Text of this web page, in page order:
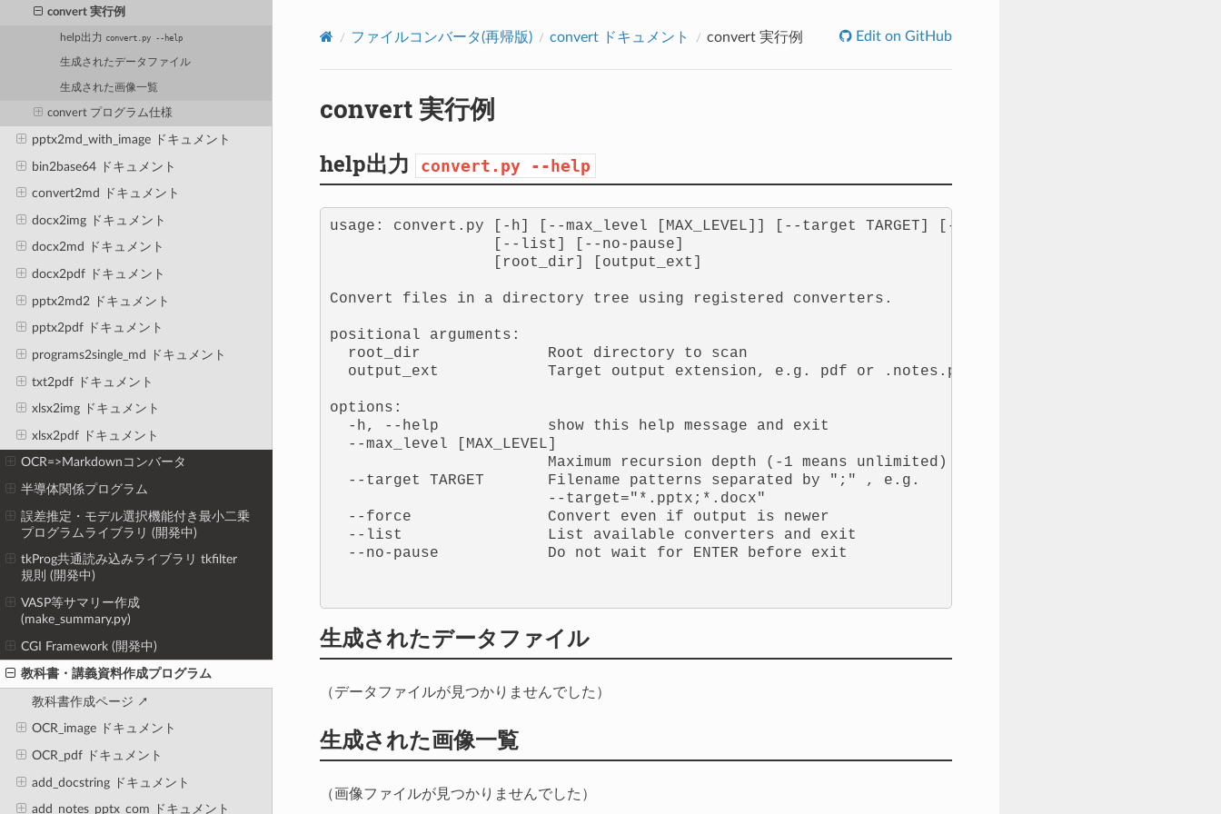
convert 実行例
help出力 convert.py --help
生成されたデータファイル
生成された画像一覧
convert プログラム仕様
pptx2md_with_image ドキュメント
bin2base64 ドキュメント
convert2md ドキュメント
docx2img ドキュメント
docx2md ドキュメント
docx2pdf ドキュメント
pptx2md2 ドキュメント
pptx2pdf ドキュメント
programs2single_md ドキュメント
txt2pdf ドキュメント
xlsx2img ドキュメント
xlsx2pdf ドキュメント
OCR=>Markdownコンバータ
半導体関係プログラム
誤差推定・モデル選択機能付き最小二乗
プログラムライブラリ (開発中)
tkProg共通読み込みライブラリ tkfilter
規則 (開発中)
VASP等サマリー作成
(make_summary.py)
CGI Framework (開発中)
教科書・講義資料作成プログラム
教科書作成ページ
OCR_image ドキュメント
OCR_pdf ドキュメント
add_docstring ドキュメント
add_notes_pptx_com ドキュメント
ファイルコンバータ(再帰版) convert ドキュメント convert 実行例 Edit on GitHub
convert 実行例
help出力 convert.py --help
usage: convert.py [-h] [--max_level [MAX_LEVEL]] [--target TARGET] [--force]
                  [--list] [--no-pause]
                  [root_dir] [output_ext]
Convert files in a directory tree using registered converters.
positional arguments:
  root_dir              Root directory to scan
  output_ext            Target output extension, e.g. pdf or .notes.pdf
options:
  -h, --help            show this help message and exit
  --max_level [MAX_LEVEL]
                        Maximum recursion depth (-1 means unlimited)
  --target TARGET       Filename patterns separated by ";" , e.g.
                        --target="*.pptx;*.docx"
  --force               Convert even if output is newer
  --list                List available converters and exit
  --no-pause            Do not wait for ENTER before exit
生成されたデータファイル
（データファイルが見つかりませんでした）
生成された画像一覧
（画像ファイルが見つかりませんでした）